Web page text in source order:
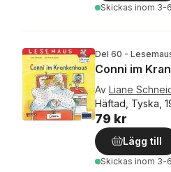
Skickas inom 3-
Del 60 -
Conni im
Av Liane
Häftad, Tyska,
79 kr
Lägg till
Skickas inom 3-